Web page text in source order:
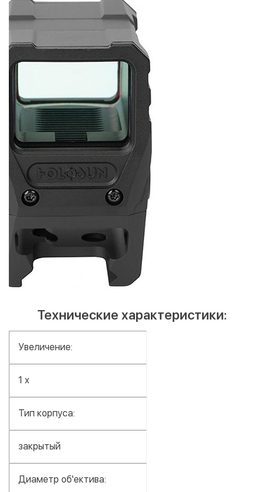
Технические характеристики:
Увеличение:
1 x
Тип корпуса:
закрытый
Диаметр об'ектива: